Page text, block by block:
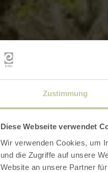
Zustimmung
Diese Webseite verwendet
Wir verwenden Cookies, um
und die Zugriffe auf unsere
Website an unsere Partner